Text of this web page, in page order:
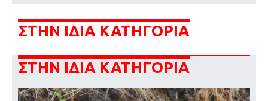
ΣΤΗΝ ΙΔΙΑ ΚΑΤΗΓΟΡΙΑ
ΣΤΗΝ ΙΔΙΑ ΚΑΤΗΓΟΡΙΑ